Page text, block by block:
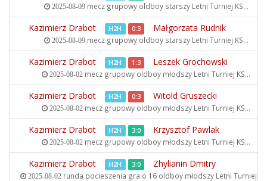
2025-08-09mecz grupowy oldboy starszy Letni Turniej KS...
Kazimierz Drabot H2H 0:3 Małgorzata Rudnik
2025-08-09mecz grupowy oldboy starszy Letni Turniej KS...
Kazimierz Drabot H2H 1:3 Leszek Grochowski
2025-08-02 mecz grupowy oldboy młodszy Letni Turniej KS...
Kazimierz Drabot H2H 0:3 Witold Gruszecki
2025-08-02 mecz grupowy oldboy młodszy Letni Turniej KS...
Kazimierz Drabot H2H 3:0 Krzysztof Pawlak
2025-08-02 mecz grupowy oldboy młodszy Letni Turniej KS...
Kazimierz Drabot H2H 3:0 Zhylianin Dmitry
2025-08-02runda pocieszenia gra o 16 oldboy młodszy Letni Turniej